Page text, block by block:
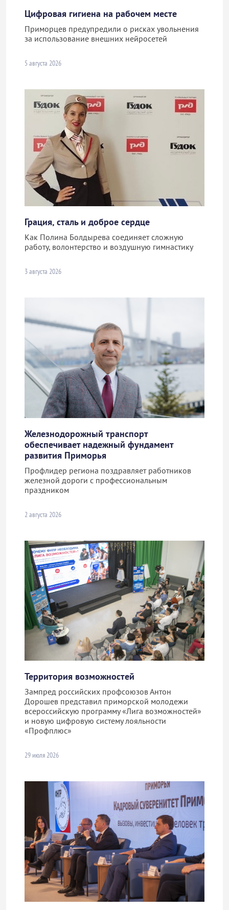
Цифровая гигиена на рабочем месте
Приморцев предупредили о рисках увольнения
за использование внешних нейросетей
5 августа 2026
Грация, сталь и доброе сердце
Как Полина Болдырева соединяет сложную
работу, волонтерство и воздушную гимнастику
3 августа 2026
Железнодорожный транспорт
обеспечивает надежный фундамент
развития Приморья
Профлидер региона поздравляет работников
железной дороги с профессиональным
праздником
2 августа 2026
Территория возможностей
Зампред российских профсоюзов Антон
Дорошев представил приморской молодежи
всероссийскую программу «Лига возможностей»
и новую цифровую систему лояльности
«Профплюс»
29 июля 2026